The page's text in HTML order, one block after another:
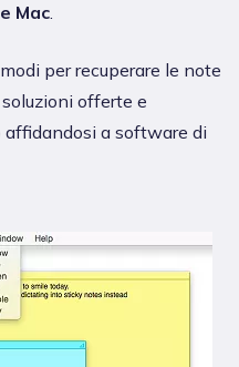
Mac.
per recuperare le note
offerte e
a software di